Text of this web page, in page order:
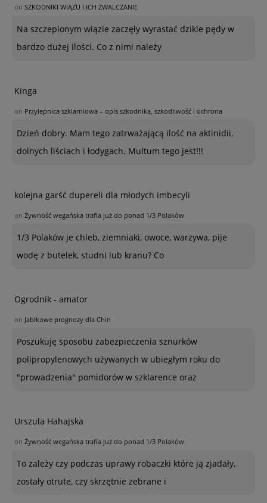
on SZKODNIKI WIĄZU I ICH ZWALCZANIE
Na szczepionym wiązie zaczęły wyrastać dzikie pędy w
bardzo dużej ilości. Co z nimi należy
Kinga
on Przylepnica szklarniowa – opis szkodnika, szkodliwość i ochrona
Dzień dobry. Mam tego zatrważającą ilość na aktinidii,
dolnych liściach i łodygach. Multum tego jest!!!
kolejna garść dupereli dla młodych imbecyli
on Żywność wegańska trafia już do ponad 1/3 Polaków
1/3 Polaków je chleb, ziemniaki, owoce, warzywa, pije
wodę z butelek, studni lub kranu? Co
Ogrodnik - amator
on Jabłkowe prognozy dla Chin
Poszukuję sposobu zabezpieczenia sznurków
polipropylenowych używanych w ubiegłym roku do
"prowadzenia" pomidorów w szklarence oraz
Urszula Hahajska
on Żywność wegańska trafia już do ponad 1/3 Polaków
To zależy czy podczas uprawy robaczki które ją zjadały,
zostały otrute, czy skrzętnie zebrane i